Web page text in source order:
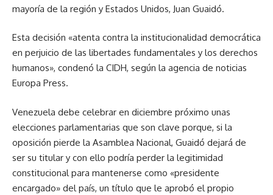
mayoría de la región y Estados Unidos, Juan Guaidó.
Esta decisión «atenta contra la institucionalidad democrática
en perjuicio de las libertades fundamentales y los derechos
humanos», condenó la CIDH, según la agencia de noticias
Europa Press.
Venezuela debe celebrar en diciembre próximo unas
elecciones parlamentarias que son clave porque, si la
oposición pierde la Asamblea Nacional, Guaidó dejará de
ser su titular y con ello podría perder la legitimidad
constitucional para mantenerse como «presidente
encargado» del país, un título que le aprobó el propio